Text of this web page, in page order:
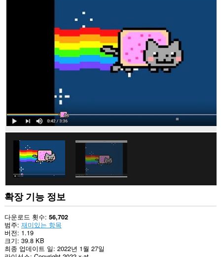
세
할
확장 기능 정보
다운로드 횟수 56,702
범주 재미있는 항목
버전 1.19
크기 39.8 KB
최종 업데이트 일 2022년 1월 27일